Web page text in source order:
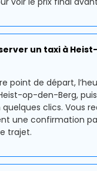
un taxi à
point de départ,
op-den-Berg,
clics. Vous
une confirmation
trajet.